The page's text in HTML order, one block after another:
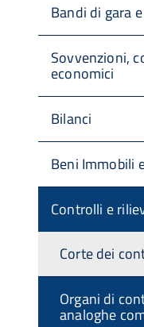
Bandi di gara
Sovvenzioni,
economici
Bilanci
Beni Immobili
Controlli e
Corte dei
Organi di
analoghe